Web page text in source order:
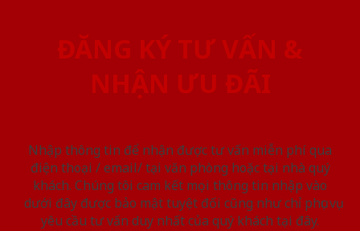
ĐĂNG KÝ TƯ VẤN &
NHẬN ƯU ĐÃI
Nhập thông tin để nhận được tư vấn miễn phí qua
điện thoại / email/ tại văn phòng hoặc tại nhà quý
khách. Chúng tôi cam kết mọi thông tin nhập vào
dưới đây được bảo mật tuyệt đối cũng như chỉ phục vụ
yêu cầu tư vấn duy nhất của quý khách tại đây.